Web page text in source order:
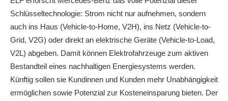
Schlüsseltechnologie: Strom nicht nur aufnehmen, sondern
auch ins Haus (Vehicle-to-Home, V2H), ins Netz (Vehicle-to-
Grid, V2G) oder direkt an elektrische Geräte (Vehicle-to-Load,
V2L) abgeben. Damit können Elektrofahrzeuge zum aktiven
Bestandteil eines nachhaltigen Energiesystems werden.
Künftig sollen sie Kundinnen und Kunden mehr Unabhängigkeit
ermöglichen sowie Potenzial zur Kosteneinsparung bieten. Der